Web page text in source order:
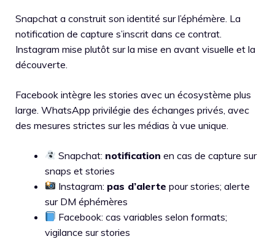
Snapchat a construit son identité sur l’éphémère. La
notification de capture s’inscrit dans ce contrat.
Instagram mise plutôt sur la mise en avant visuelle et la
découverte.
Facebook intègre les stories avec un écosystème plus
large. WhatsApp privilégie des échanges privés, avec
des mesures strictes sur les médias à vue unique.
Snapchat: notification en cas de capture sur
snaps et stories
Instagram: pas d’alerte pour stories; alerte
sur DM éphémères
Facebook: cas variables selon formats;
vigilance sur stories